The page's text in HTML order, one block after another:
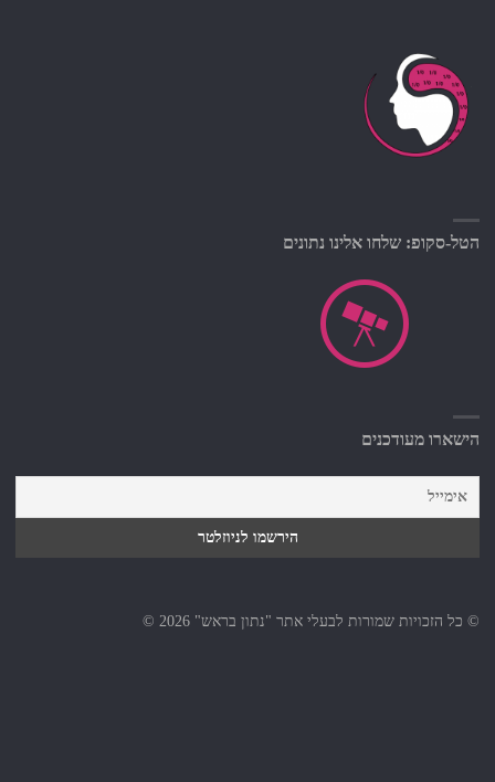
הטל-סקופ: שלחו אלינו נתונים
הישארו מעודכנים
© כל הזכויות שמורות לבעלי אתר "נתון בראש" 2026 ©